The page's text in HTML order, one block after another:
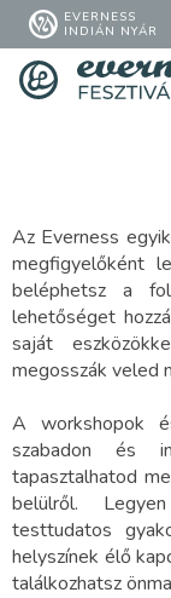
EVERNESS
INDIÁN NYÁR
Az Everness
megfigyelőként
beléphetsz a
lehetőséget
saját
megosszák veled
A workshopok
szabadon és
tapasztalhatod
belülről.
testtudatos
helyszínek élő
találkozhatsz